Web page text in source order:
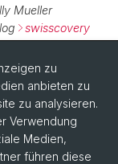
Mueller
swisscovery
zu
anbieten zu
zu analysieren.
Verwendung
Medien,
führen diese